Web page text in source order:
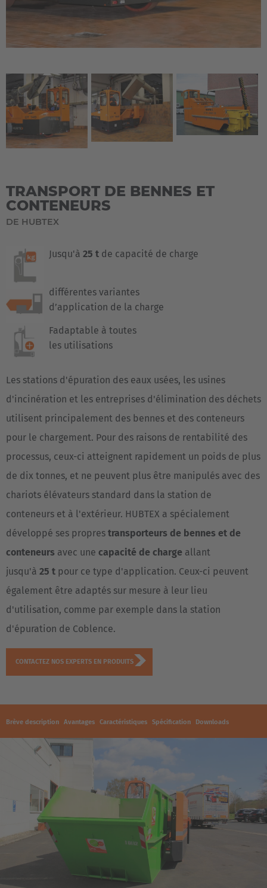
TRANSPORT DE BENNES ET
CONTENEURS
DE HUBTEX
Jusqu'à 25 t de capacité de charge
différentes variantes
d’application de la charge
Fadaptable à toutes
les utilisations
Les stations d'épuration des eaux usées, les usines
d'incinération et les entreprises d'élimination des déchets
utilisent principalement des bennes et des conteneurs
pour le chargement. Pour des raisons de rentabilité des
processus, ceux-ci atteignent rapidement un poids de plus
de dix tonnes, et ne peuvent plus être manipulés avec des
chariots élévateurs standard dans la station de
conteneurs et à l'extérieur. HUBTEX a spécialement
développé ses propres transporteurs de bennes et de
conteneurs avec une capacité de charge allant
jusqu'à 25 t pour ce type d'application. Ceux-ci peuvent
également être adaptés sur mesure à leur lieu
d'utilisation, comme par exemple dans la station
d'épuration de Coblence.
CONTACTEZ NOS EXPERTS EN PRODUITS
Brève description Avantages Caractéristiques Spécification Downloads